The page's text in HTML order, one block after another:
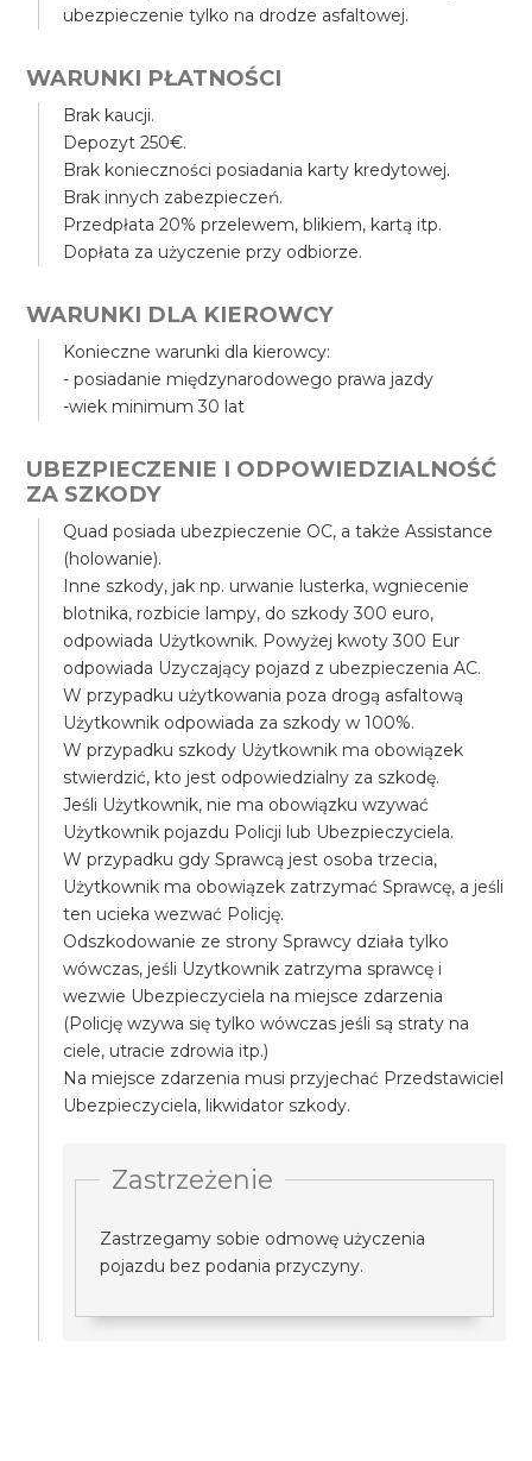
ubezpieczenie tylko na drodze asfaltowej.
WARUNKI PŁATNOŚCI
Brak kaucji.
Depozyt 250€.
Brak konieczności posiadania karty kredytowej.
Brak innych zabezpieczeń.
Przedpłata 20% przelewem, blikiem, kartą itp.
Dopłata za użyczenie przy odbiorze.
WARUNKI DLA KIEROWCY
Konieczne warunki dla kierowcy:
- posiadanie międzynarodowego prawa jazdy
-wiek minimum 30 lat
UBEZPIECZENIE I ODPOWIEDZIALNOŚĆ
ZA SZKODY
Quad posiada ubezpieczenie OC, a także Assistance
(holowanie).
Inne szkody, jak np. urwanie lusterka, wgniecenie
blotnika, rozbicie lampy, do szkody 300 euro,
odpowiada Użytkownik. Powyżej kwoty 300 Eur
odpowiada Uzyczający pojazd z ubezpieczenia AC.
W przypadku użytkowania poza drogą asfaltową
Użytkownik odpowiada za szkody w 100%.
W przypadku szkody Użytkownik ma obowiązek
stwierdzić, kto jest odpowiedzialny za szkodę.
Jeśli Użytkownik, nie ma obowiązku wzywać
Użytkownik pojazdu Policji lub Ubezpieczyciela.
W przypadku gdy Sprawcą jest osoba trzecia,
Użytkownik ma obowiązek zatrzymać Sprawcę, a jeśli
ten ucieka wezwać Policję.
Odszkodowanie ze strony Sprawcy działa tylko
wówczas, jeśli Uzytkownik zatrzyma sprawcę i
wezwie Ubezpieczyciela na miejsce zdarzenia
(Policję wzywa się tylko wówczas jeśli są straty na
ciele, utracie zdrowia itp.)
Na miejsce zdarzenia musi przyjechać Przedstawiciel
Ubezpieczyciela, likwidator szkody.
Zastrzeżenie
Zastrzegamy sobie odmowę użyczenia
pojazdu bez podania przyczyny.